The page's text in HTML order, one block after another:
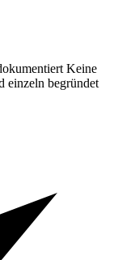
Keine
einzeln begründet